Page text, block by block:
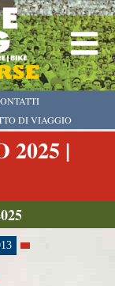
DI VIAGGIO
2025 |